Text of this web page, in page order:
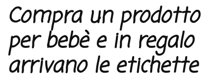
Compra un prodotto
per bebè e in regalo
arrivano le etichette